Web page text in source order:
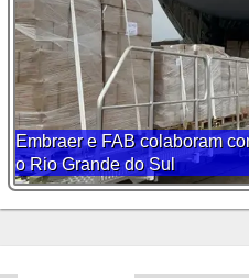
Embraer e FAB colaboram
o Rio Grande do Sul